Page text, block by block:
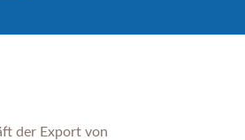
der Export von